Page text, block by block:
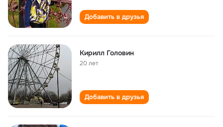
Добавить в друзья
Кирилл Головин
20 лет
Добавить в друзья